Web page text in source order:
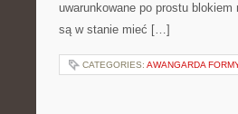
uwarunkowane po prostu
są w stanie mieć […]
CATEGORIES: AWANGARDA